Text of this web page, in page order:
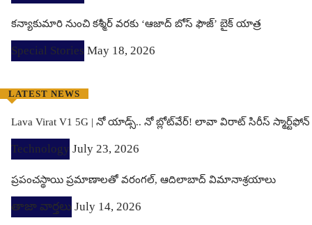
కన్యాకుమారి నుంచి కశ్మీర్ వరకు ‘ఆజాద్ బోస్ ఫౌజ్’ బైక్ యాత్ర
Special Stories May 18, 2026
LATEST NEWS
Lava Virat V1 5G | నో యాడ్స్.. నో బ్లోట్‌వేర్! లావా విరాట్ సిరీస్ స్మార్ట్‌ఫోన్​
Technology July 23, 2026
ప్రపంచస్థాయి ప్రమాణాలతో వరంగల్, ఆదిలాబాద్ విమానాశ్రయాలు
తాజా వార్తలు July 14, 2026